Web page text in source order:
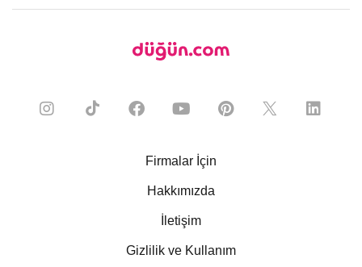
Firmalar İçin
Hakkımızda
İletişim
Gizlilik ve Kullanım